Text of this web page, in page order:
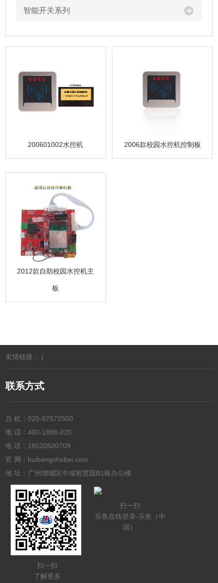
智能开关系列
200601002水控机 2006款校园水控机控制板
2012款自助校园水控机主
板
友情链接： |
联系方式
总 机：020-87572500
电 话：400-1898-020
电 话： 18520500709
官 网：huibangshebei.com
地 址：广州增城区中城智慧园B1栋办公楼
扫一扫
了解更多
扫一扫
乐鱼在线登录-乐鱼（中
国）